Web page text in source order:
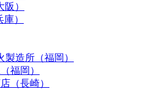
）
）
造所（福岡）
福岡）
（長崎）